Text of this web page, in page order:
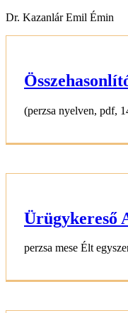
Dr. Kazanlár Emil Émin
(perzsa nyelven, pdf,
Ürügykereső
perzsa mese Élt